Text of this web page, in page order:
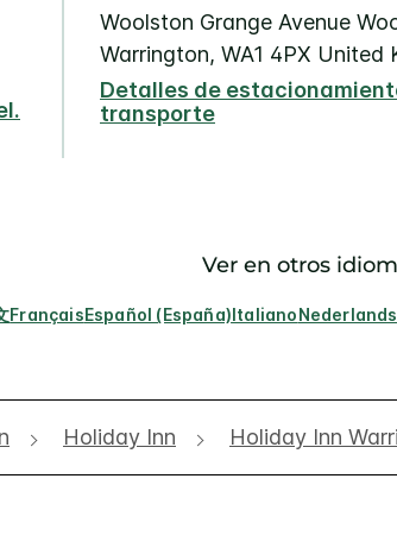
Woolston Grange Avenue
Warrington, WA1 4PX United
Detalles de
transporte
Ver en otros
FrançaisEspañol (España)ItalianoNederlands
Holiday Inn Holiday Inn